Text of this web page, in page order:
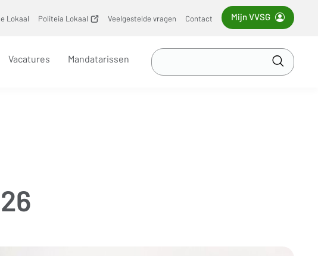
Lokaal Politeia Lokaal
(opent
Veelgestelde vragen Contact Mijn VVSG
Vacatures Mandatarissen
Zoek
in